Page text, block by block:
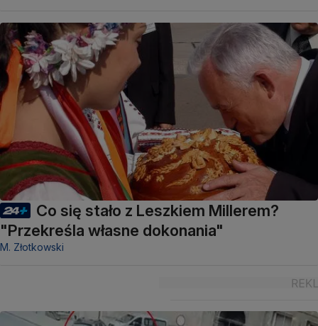
Co się stało z Leszkiem Millerem?
"Przekreśla własne dokonania"
M. Złotkowski